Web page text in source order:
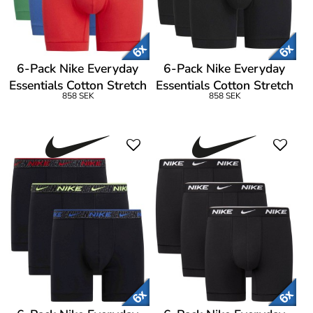
6-Pack Nike Everyday
Essentials Cotton Stretch
Boxer
858 SEK
6-Pack Nike Everyday
Essentials Cotton Stretch
Boxer
858 SEK